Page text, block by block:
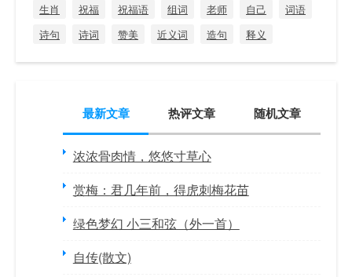
生肖
祝福 祝福语 组词 老师 自己
词语
诗句
诗词 赞美 近义词 造句 释义
最新文章 热评文章 随机文章
浓浓骨肉情，悠悠寸草心
赏梅：君几年前，得虎刺梅花苗
绿色梦幻 小三和弦（外一首）
自传(散文)